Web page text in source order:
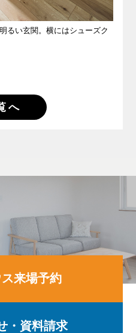
るい玄関。横にはシューズク
へ
来場予約
・資料請求